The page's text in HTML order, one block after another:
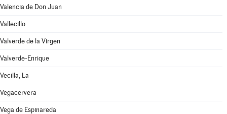
Valencia de Don Juan
Vallecillo
Valverde de la Virgen
Valverde-Enrique
Vecilla, La
Vegacervera
Vega de Espinareda